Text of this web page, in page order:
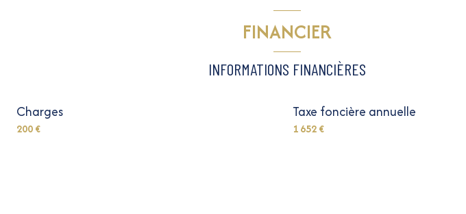
FINANCIER
INFORMATIONS FINANCIÈRES
Charges
200 €
Taxe foncière annuelle
1 652 €